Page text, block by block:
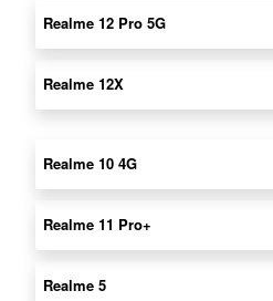
Realme 12 Pro 5G
Realme 12X
Realme 10 4G
Realme 11 Pro+
Realme 5